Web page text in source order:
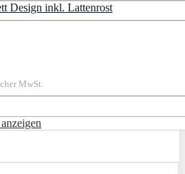
Design inkl. Lattenrost
MwSt.